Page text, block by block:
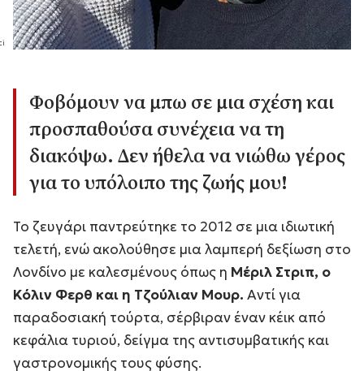
Φοβόμουν να μπω σε μια σχέση και
προσπαθούσα συνέχεια να τη
διακόψω. Δεν ήθελα να νιώθω γέρος
για το υπόλοιπο της ζωής μου!
Το ζευγάρι παντρεύτηκε το 2012 σε μια ιδιωτική
τελετή, ενώ ακολούθησε μια λαμπερή δεξίωση στο
Λονδίνο με καλεσμένους όπως η Μέριλ Στριπ, ο
Κόλιν Φερθ και η Τζούλιαν Μουρ. Αντί για
παραδοσιακή τούρτα, σέρβιραν έναν κέικ από
κεφάλια τυριού, δείγμα της αντισυμβατικής και
γαστρονομικής τους φύσης.